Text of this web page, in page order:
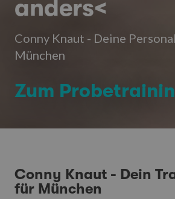
anders<
Conny Knaut - Deine
München
Zum
Conny Knaut - Dein
für München